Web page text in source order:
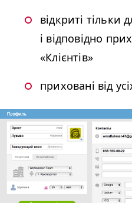
відкриті тільки
і відповідно
«Клієнтів»
приховані від